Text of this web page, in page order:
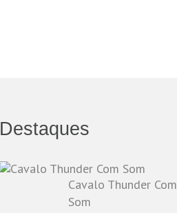
Destaques
Cavalo Thunder Com
Som